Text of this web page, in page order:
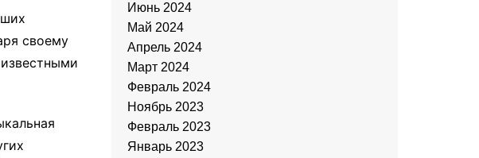
своему
Июнь 2024
Май 2024
Апрель 2024
Март 2024
Февраль 2024
Ноябрь 2023
Февраль 2023
Январь 2023